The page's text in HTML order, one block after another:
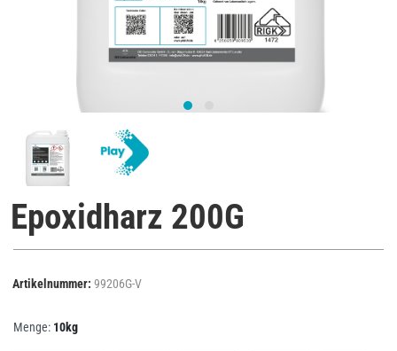
Epoxidharz 200G
Artikelnummer: 99206G-V
Menge: 10kg